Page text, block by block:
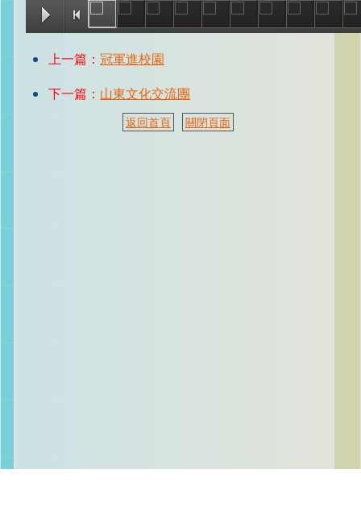
上一篇：冠軍進校園
下一篇： 山東文化交流團
返回首頁 關閉頁面